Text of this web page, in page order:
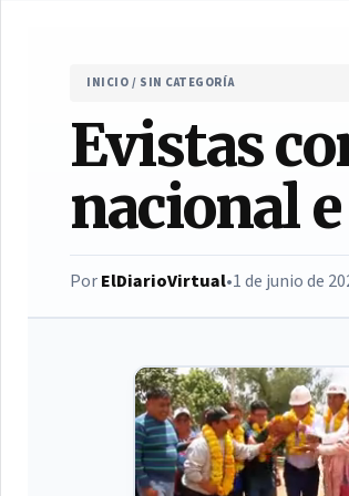
INICIO / SIN CATEGORÍA
Evistas
nacional
PorElDiarioVirtual•1 de junio de